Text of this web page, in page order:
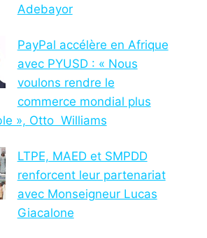
Adebayor
PayPal accélère en Afrique
avec PYUSD : « Nous
voulons rendre le
commerce mondial plus
», Otto Williams
LTPE, MAED et SMPDD
renforcent leur partenariat
avec Monseigneur Lucas
Giacalone